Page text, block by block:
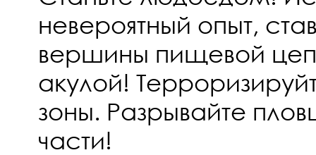
невероятный опыт,
вершины пищевой
акулой!
зоны. Разрывайте
части!